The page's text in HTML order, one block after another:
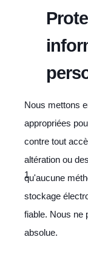
Nous mettons
appropriées
contre tout
altération ou
qu'aucune
stockage
fiable. Nous ne
absolue.